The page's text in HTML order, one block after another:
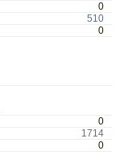
0
510
0
0
1714
0